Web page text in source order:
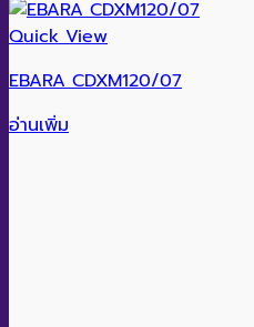
Quick View
EBARA CDXM120/07
อ่านเพิ่ม